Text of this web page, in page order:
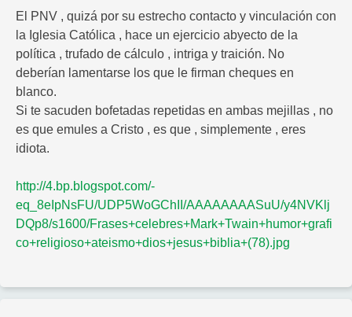
El PNV , quizá por su estrecho contacto y vinculación con
la Iglesia Católica , hace un ejercicio abyecto de la
política , trufado de cálculo , intriga y traición. No
deberían lamentarse los que le firman cheques en
blanco.
Si te sacuden bofetadas repetidas en ambas mejillas , no
es que emules a Cristo , es que , simplemente , eres
idiota.
http://4.bp.blogspot.com/-
eq_8eIpNsFU/UDP5WoGChII/AAAAAAAASuU/y4NVKlj
DQp8/s1600/Frases+celebres+Mark+Twain+humor+grafi
co+religioso+ateismo+dios+jesus+biblia+(78).jpg